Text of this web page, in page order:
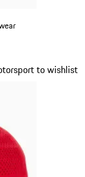
to wishlist